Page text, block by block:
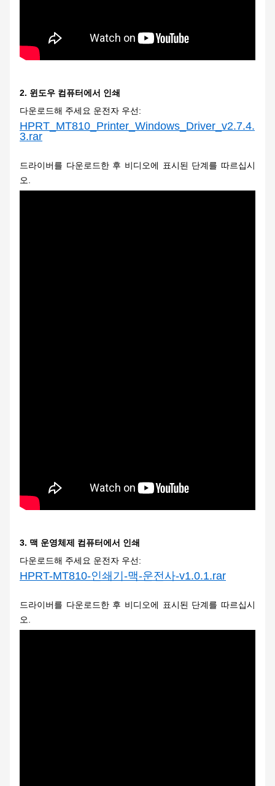
2. 윈도우 컴퓨터에서 인쇄
다운로드해 주세요 운전자 우선:
HPRT_MT810_Printer_Windows_Driver_v2.7.4.
3.rar
드라이버를 다운로드한 후 비디오에 표시된 단계를 따르십시
오.
3. 맥 운영체제 컴퓨터에서 인쇄
다운로드해 주세요 운전자 우선:
HPRT-MT810-인쇄기-맥-운전사-v1.0.1.rar
드라이버를 다운로드한 후 비디오에 표시된 단계를 따르십시
오.